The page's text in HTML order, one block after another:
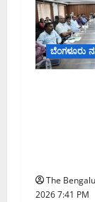
ಬೆಂಗಳೂರು
The
2026 7:41 PM